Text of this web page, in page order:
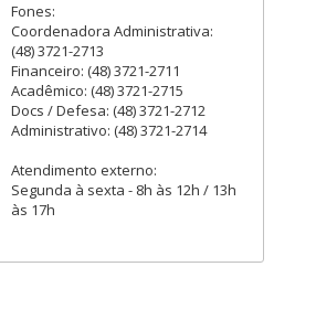
Fones:
Coordenadora Administrativa:
(48) 3721-2713
Financeiro: (48) 3721-2711
Acadêmico: (48) 3721-2715
Docs / Defesa: (48) 3721-2712
Administrativo: (48) 3721-2714
Atendimento externo:
Segunda à sexta - 8h às 12h / 13h
às 17h